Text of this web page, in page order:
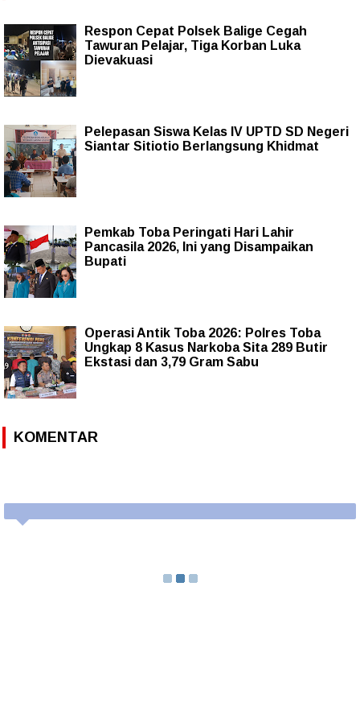
Respon Cepat Polsek Balige Cegah
Tawuran Pelajar, Tiga Korban Luka
Dievakuasi
Pelepasan Siswa Kelas IV UPTD SD Negeri
Siantar Sitiotio Berlangsung Khidmat
Pemkab Toba Peringati Hari Lahir
Pancasila 2026, Ini yang Disampaikan
Bupati
Operasi Antik Toba 2026: Polres Toba
Ungkap 8 Kasus Narkoba Sita 289 Butir
Ekstasi dan 3,79 Gram Sabu
KOMENTAR